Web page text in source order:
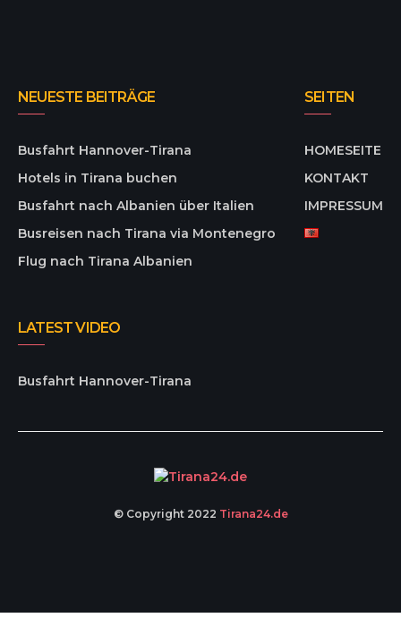
NEUESTE BEITRÄGE
Busfahrt Hannover-Tirana
Hotels in Tirana buchen
Busfahrt nach Albanien über Italien
Busreisen nach Tirana via Montenegro
Flug nach Tirana Albanien
SEITEN
HOMESEITE
KONTAKT
IMPRESSUM
LATEST VIDEO
Busfahrt Hannover-Tirana
© Copyright 2022 Tirana24.de